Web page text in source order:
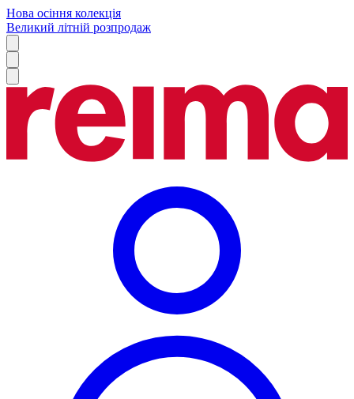
Нова осіння колекція
Великий літній розпродаж